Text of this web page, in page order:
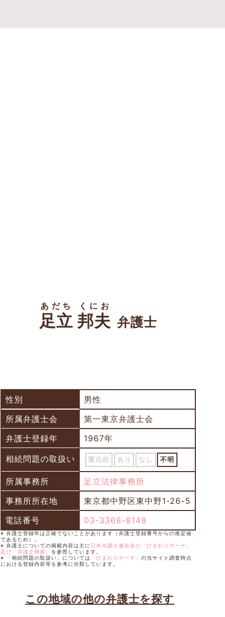
足立 邦夫
あだち くにお
弁護士
性別
男性
所属弁護士会
第一東京弁護士会
弁護士登録年
1967年
相続問題の取扱い
重点的 あり なし 不明
所属事務所
足立法律事務所
事務所所在地
東京都中野区東中野1-26-5
電話番号
03-3368-8148
※ 弁護士登録年は正確でないことがあります（弁護士登録番号からの推定値
であるため）。
※ 弁護士についての掲載内容は主に 日本弁護士連合会の「ひまわりサーチ」
及び「弁護士検索」 を参照しています。
※ 「相続問題の取扱い」については
「ひまわりサーチ」 の当サイト調査時点
における登録内容等を参考に分類しています。
この地域の他の弁護士を探す